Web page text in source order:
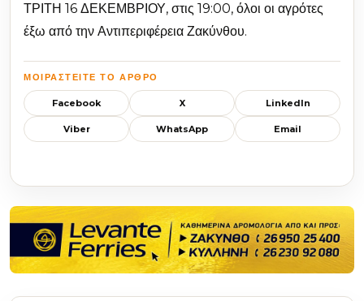
ΤΡΙΤΗ 16 ΔΕΚΕΜΒΡΙΟΥ, στις 19:00, όλοι οι αγρότες
έξω από την Αντιπεριφέρεια Ζακύνθου.
ΜΟΙΡΑΣΤΕΊΤΕ ΤΟ ΆΡΘΡΟ
Facebook X LinkedIn
Viber WhatsApp Email